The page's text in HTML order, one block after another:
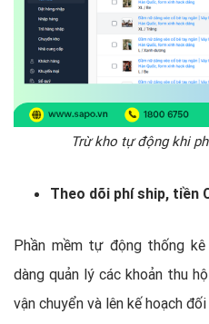
Trừ kho tự động khi
Theo dõi phí ship, tiền
Phần mềm tự động thống
dàng quản lý các khoản thu
vận chuyển và lên kế hoạch